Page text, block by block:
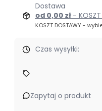
Dostawa
od 0,00 zł
KOSZT DOSTAWY -
Czas wysyłki:
Zapytaj o produkt